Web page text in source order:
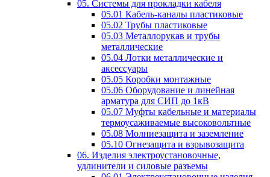
05. Системы для прокладки кабеля
05.01 Кабель-каналы пластиковые
05.02 Трубы пластиковые
05.03 Металлорукав и трубы
металлические
05.04 Лотки металлические и
аксессуары
05.05 Коробки монтажные
05.06 Оборудование и линейная
арматура для СИП до 1кВ
05.07 Муфты кабельные и материалы
термоусаживаемые высоковольтные
05.08 Молниезащита и заземление
05.10 Огнезащита и взрывозащита
06. Изделия электроустановочные,
удлинители и силовые разъемы